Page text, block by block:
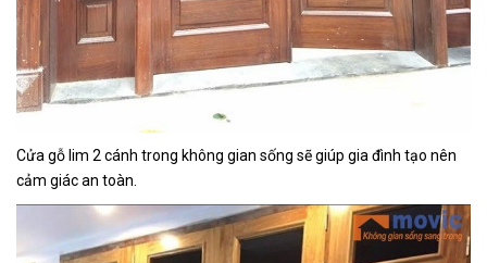
Cửa gỗ lim 2 cánh trong không gian sống sẽ giúp gia đình tạo nên
cảm giác an toàn.